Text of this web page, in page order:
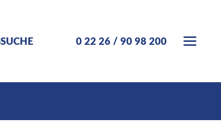
0 22 26 / 90 98 200